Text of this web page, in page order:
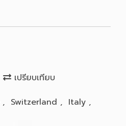
เปรียบเทียบ
, Switzerland , Italy ,